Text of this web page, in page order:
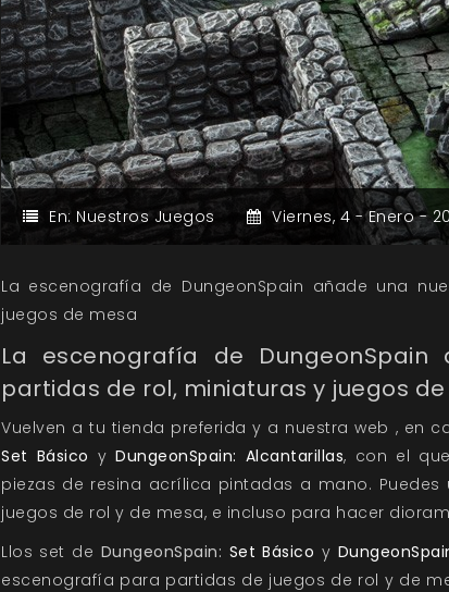
En: Nuestros Juegos Viernes, 4 -Enero -
La escenografía de DungeonSpain añade una
juegos de mesa
La escenografía de
partidas de rol, miniaturas y juegos
Vuelven a tu tienda preferida y a nuestra web , en
Set Básico y DungeonSpain: Alcantarillas, con el
piezas de resina acrílica pintadas a mano.
juegos de rol y de mesa, e incluso para hacer
Llos set de DungeonSpain: Set Básico y
escenografía para partidas de juegos de rol y de